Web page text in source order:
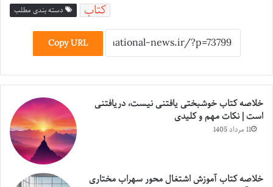
دسته بندی مطلب کتاب
Copy URL
خلاصه کتاب خوشبختی یافتنی نیست، دریافتنی
است | نکات مهم و کلیدی
11 مرداد 1405
خلاصه کتاب آموزش اشتغال محور سهراب مختاری